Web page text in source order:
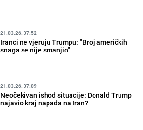
21.03.26. 07:52
Iranci ne vjeruju Trumpu: "Broj američkih
snaga se nije smanjio"
21.03.26. 07:09
Neočekivan ishod situacije: Donald Trump
najavio kraj napada na Iran?